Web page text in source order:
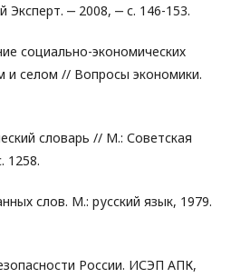
‒ 2008, ‒ с. 146-153.
социально-экономических
и селом // Вопросы экономики.
словарь // М.: Советская
1258.
слов. М.: русский язык, 1979.
России. ИСЭП АПК,